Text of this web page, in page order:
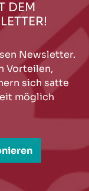
DEM
Newsletter.
Vorteilen,
sich satte
möglich